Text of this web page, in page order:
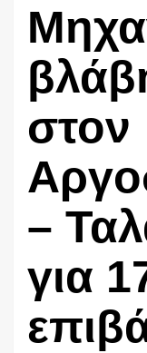
στον
–
για